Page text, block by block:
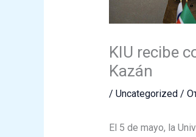
KIU recibe
Kazán
/ Uncategorized /
El 5 de mayo, la